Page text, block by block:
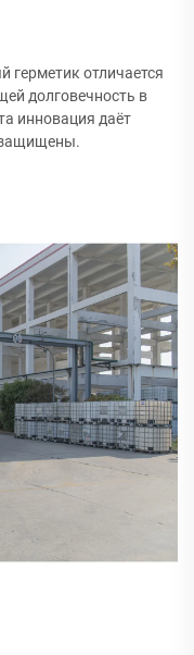
отличается
долговечность в
инновация даёт
защищены.